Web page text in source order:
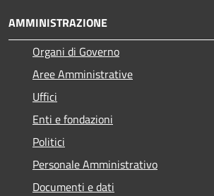
AMMINISTRAZIONE
Organi di Governo
Aree Amministrative
Uffici
Enti e fondazioni
Politici
Personale Amministrativo
Documenti e dati